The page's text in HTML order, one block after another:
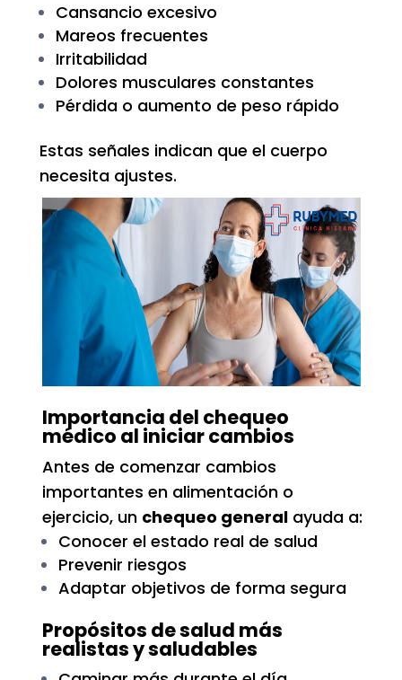
Cansancio excesivo
Mareos frecuentes
Irritabilidad
Dolores musculares constantes
Pérdida o aumento de peso rápido
Estas señales indican que el cuerpo
necesita ajustes.
Importancia del chequeo
médico al iniciar cambios
Antes de comenzar cambios
importantes en alimentación o
ejercicio, un chequeo generalayuda a:
Conocer el estado real de salud
Prevenir riesgos
Adaptar objetivos de forma segura
Propósitos de salud más
realistas y saludables